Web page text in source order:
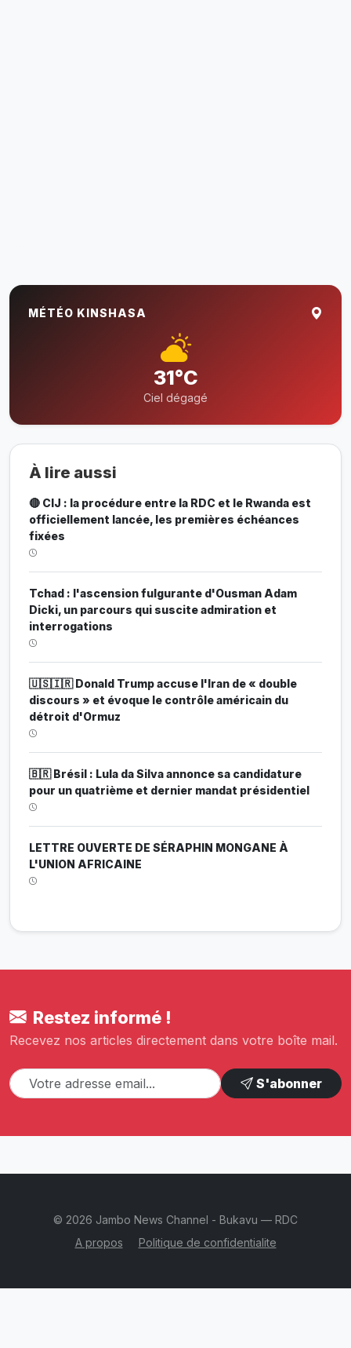
MÉTÉO KINSHASA
31°C
Ciel dégagé
À lire aussi
🔴 CIJ : la procédure entre la RDC et le Rwanda est
officiellement lancée, les premières échéances
fixées
Tchad : l'ascension fulgurante d'Ousman Adam
Dicki, un parcours qui suscite admiration et
interrogations
🇺🇸🇮🇷 Donald Trump accuse l'Iran de « double
discours » et évoque le contrôle américain du
détroit d'Ormuz
🇧🇷 Brésil : Lula da Silva annonce sa candidature
pour un quatrième et dernier mandat présidentiel
LETTRE OUVERTE DE SÉRAPHIN MONGANE À
L'UNION AFRICAINE
Restez informé !
Recevez nos articles directement dans votre boîte mail.
S'abonner
© 2026 Jambo News Channel - Bukavu — RDC
A propos
Politique de confidentialite